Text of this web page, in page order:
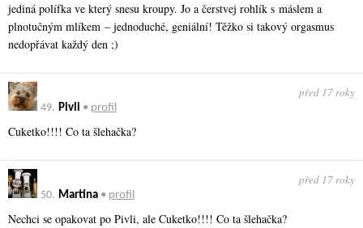
jediná polífka ve který snesu kroupy. Jo a čerstvej rohlík s máslem a
plnotučným mlíkem – jednoduché, geniální! Těžko si takový orgasmus
nedopřávat každý den ;)
49. Pivli • profil
před 17 roky
Cuketko!!!! Co ta šlehačka?
50. Martina • profil
před 17 roky
Nechci se opakovat po Pivli, ale Cuketko!!!! Co ta šlehačka?